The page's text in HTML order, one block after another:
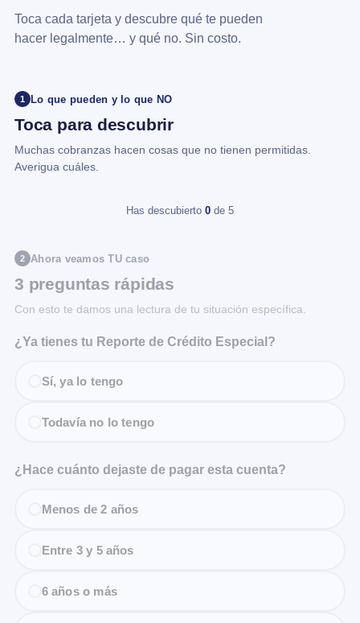
Toca cada tarjeta y descubre qué te pueden
hacer legalmente… y qué no. Sin costo.
1 Lo que pueden y lo que NO
Toca para descubrir
Muchas cobranzas hacen cosas que no tienen permitidas.
Averigua cuáles.
Has descubierto 0 de 5
2 Ahora veamos TU caso
3 preguntas rápidas
Con esto te damos una lectura de tu situación específica.
¿Ya tienes tu Reporte de Crédito Especial?
Sí, ya lo tengo
Todavía no lo tengo
¿Hace cuánto dejaste de pagar esta cuenta?
Menos de 2 años
Entre 3 y 5 años
6 años o más